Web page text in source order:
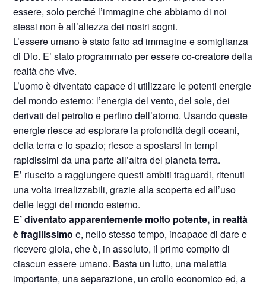
essere, solo perché l’immagine che abbiamo di noi
stessi non è all’altezza dei nostri sogni.
L’essere umano è stato fatto ad immagine e somiglianza
di Dio. E’ stato programmato per essere co-creatore della
realtà che vive.
L’uomo è diventato capace di utilizzare le potenti energie
del mondo esterno: l’energia del vento, del sole, dei
derivati del petrolio e perfino dell’atomo. Usando queste
energie riesce ad esplorare la profondità degli oceani,
della terra e lo spazio; riesce a spostarsi in tempi
rapidissimi da una parte all’altra del pianeta terra.
E’ riuscito a raggiungere questi ambiti traguardi, ritenuti
una volta irrealizzabili, grazie alla scoperta ed all’uso
delle leggi del mondo esterno.
E’ diventato apparentemente molto potente, in realtà
è fragilissimoe, nello stesso tempo, incapace di dare e
ricevere gioia, che è, in assoluto, il primo compito di
ciascun essere umano. Basta un lutto, una malattia
importante, una separazione, un crollo economico ed, a